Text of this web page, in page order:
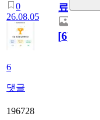
0
26.08.05
6
댓글
료
[6]
196728